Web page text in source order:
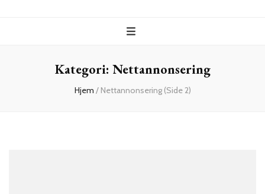
Kategori: Nettannonsering
Hjem / Nettannonsering (Side 2)